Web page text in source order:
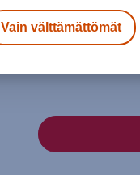
42,5 44
Vain välttämättömät